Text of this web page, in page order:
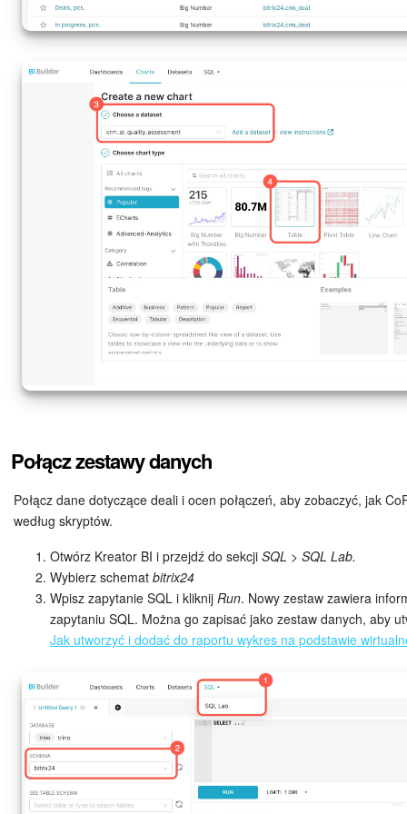
e-Podpis w HR
Telefonia
Kreator BI
Sklep online
Workflow
Centrum Sprzedaży
Kwestie ogólne
Collaby
Rezerwacja online
LOGOWANIE
Połącz zestawy danych
Połącz dane dotyczące deali i ocen połączeń, aby zobaczyć, jak
według skryptów.
Otwórz Kreator BI i przejdź do sekcji SQL > SQL Lab.
Wybierz schemat bitrix24
Wpisz zapytanie SQL i kliknij Run. Nowy zestaw zawiera
zapytaniu SQL. Można go zapisać jako zestaw danych, aby
Jak utworzyć i dodać do raportu wykres na podstawie